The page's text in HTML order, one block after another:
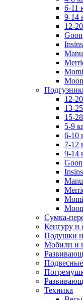
6-11
9-14
12-
Goon
Momi
12-
13-
15-
5-9
6-10
7-12
9-14
Goon
Momi
Сумка-
Кенгуру и
Подушки и
Мобили и
Техника